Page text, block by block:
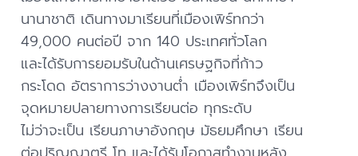
นานาชาติ เดินทางมาเรียนที่เมืองเพิร์ทกว่า
49,000 คนต่อปี จาก 140 ประเทศทั่วโลก
และได้รับการยอมรับในด้านเศรษฐกิจที่ก้าว
กระโดด อัตราการว่างงานต่ำ เมืองเพิร์ทจึงเป็น
จุดหมายปลายทางการเรียนต่อ ทุกระดับ
ไม่ว่าจะเป็น เรียนภาษาอังกฤษ มัธยมศึกษา เรียน